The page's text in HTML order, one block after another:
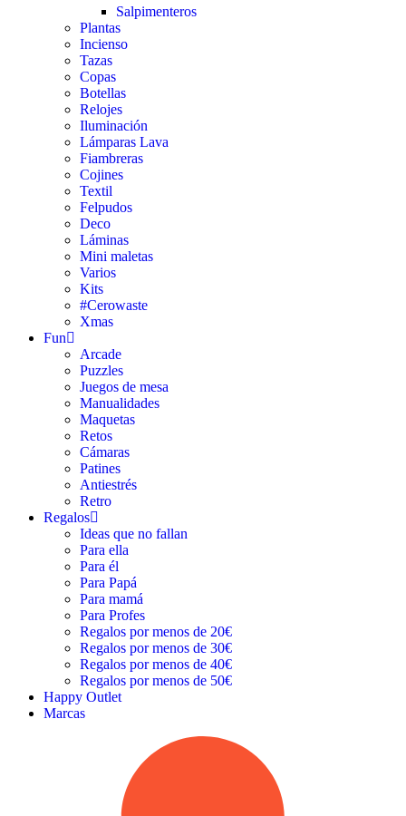
Salpimenteros
Plantas
Incienso
Tazas
Copas
Botellas
Relojes
Iluminación
Lámparas Lava
Fiambreras
Cojines
Textil
Felpudos
Deco
Láminas
Mini maletas
Varios
Kits
#Cerowaste
Xmas
Fun
Arcade
Puzzles
Juegos de mesa
Manualidades
Maquetas
Retos
Cámaras
Patines
Antiestrés
Retro
Regalos
Ideas que no fallan
Para ella
Para él
Para Papá
Para mamá
Para Profes
Regalos por menos de 20€
Regalos por menos de 30€
Regalos por menos de 40€
Regalos por menos de 50€
Happy Outlet
Marcas